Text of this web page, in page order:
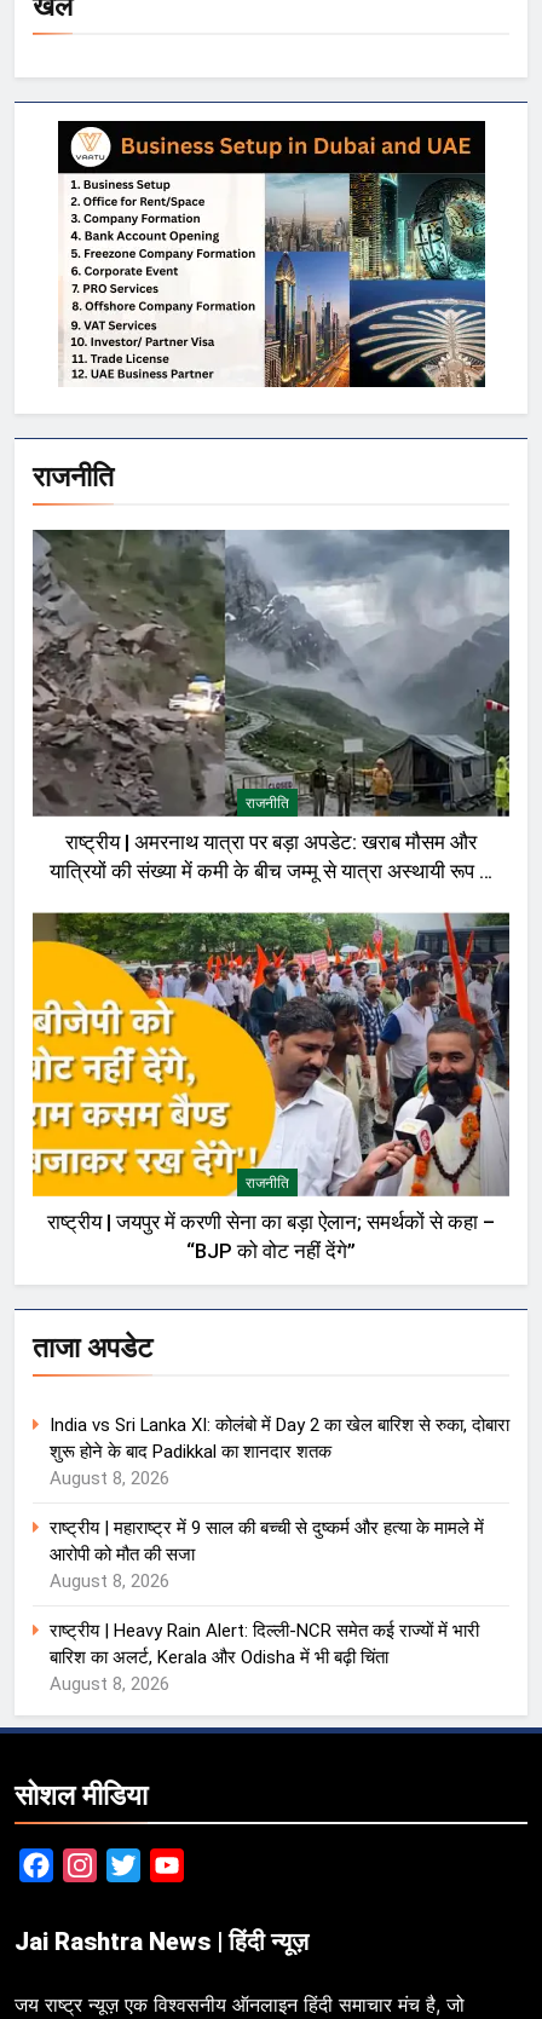
राजनीति
राजनीति
राष्ट्रीय | अमरनाथ यात्रा पर बड़ा अपडेट: खराब मौसम और
यात्रियों की संख्या में कमी के बीच जम्मू से यात्रा अस्थायी रूप से
राजनीति
राष्ट्रीय | जयपुर में करणी सेना का बड़ा ऐलान; समर्थकों से कहा –
“BJP को वोट नहीं देंगे”
ताजा अपडेट
India vs Sri Lanka XI: कोलंबो में Day 2 का खेल बारिश से रुका, दोबारा
शुरू होने के बाद Padikkal का शानदार शतक
August 8, 2026
राष्ट्रीय | महाराष्ट्र में 9 साल की बच्ची से दुष्कर्म और हत्या के मामले में
आरोपी को मौत की सजा
August 8, 2026
राष्ट्रीय | Heavy Rain Alert: दिल्ली-NCR समेत कई राज्यों में भारी
बारिश का अलर्ट, Kerala और Odisha में भी बढ़ी चिंता
August 8, 2026
सोशल मीडिया
FacebookInstagram
Twitter
Jai Rashtra News | हिंदी न्यूज़
जय राष्ट्र न्यूज़ एक विश्वसनीय ऑनलाइन हिंदी समाचार मंच है, जो